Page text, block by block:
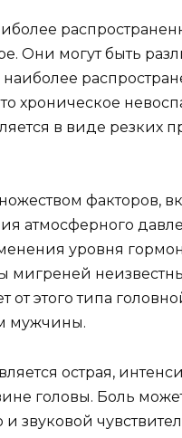
Они могут быть
хроническое
в виде резких
факторов,
атмосферного
уровня
мигреней
от этого типа
мужчины.
острая,
головы. Боль
и звуковой